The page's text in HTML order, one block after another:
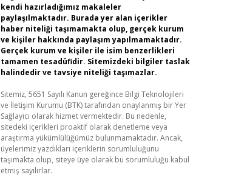
kendi hazırladığımız makaleler
paylaşılmaktadır. Burada yer alan içerikler
haber niteliği taşımamakta olup, gerçek kurum
ve kişiler hakkında paylaşım yapılmamaktadır.
Gerçek kurum ve kişiler ile isim benzerlikleri
tamamen tesadüfidir. Sitemizdeki bilgiler taslak
halindedir ve tavsiye niteliği taşımazlar.
Sitemiz, 5651 Sayılı Kanun gereğince Bilgi Teknolojileri
ve İletişim Kurumu (BTK) tarafından onaylanmış bir Yer
Sağlayıcı olarak hizmet vermektedir. Bu nedenle,
sitedeki içerikleri proaktif olarak denetleme veya
araştırma yükümlülüğümüz bulunmamaktadır. Ancak,
üyelerimiz yazdıkları içeriklerin sorumluluğunu
taşımakta olup, siteye üye olarak bu sorumluluğu kabul
etmiş sayılırlar.